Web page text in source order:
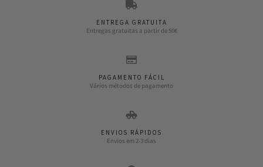
ENTREGA GRATUITA
Entregas gratuitas a partir de 50€
PAGAMENTO FÁCIL
Vários métodos de pagamento
ENVIOS RÁPIDOS
Envios em 2-3 dias